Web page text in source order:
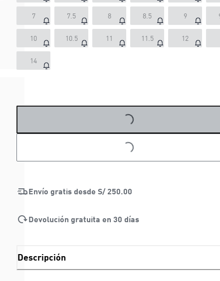
7 7.5 8 8.5 9
10 10.5 11 11.5 12
14
LOADING...
LOADING...
Envío gratis desde S/ 250.00
Devolución gratuita en 30 días
Descripción